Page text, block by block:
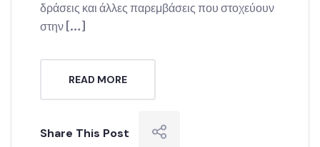
δράσεις και άλλες παρεμβάσεις που στοχεύουν
στην […]
READ MORE
Share This Post